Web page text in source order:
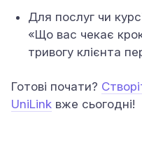
Для послуг чи
«Що вас чекає
тривогу клієнта
Готові почати?
UniLink вже сьогодні!